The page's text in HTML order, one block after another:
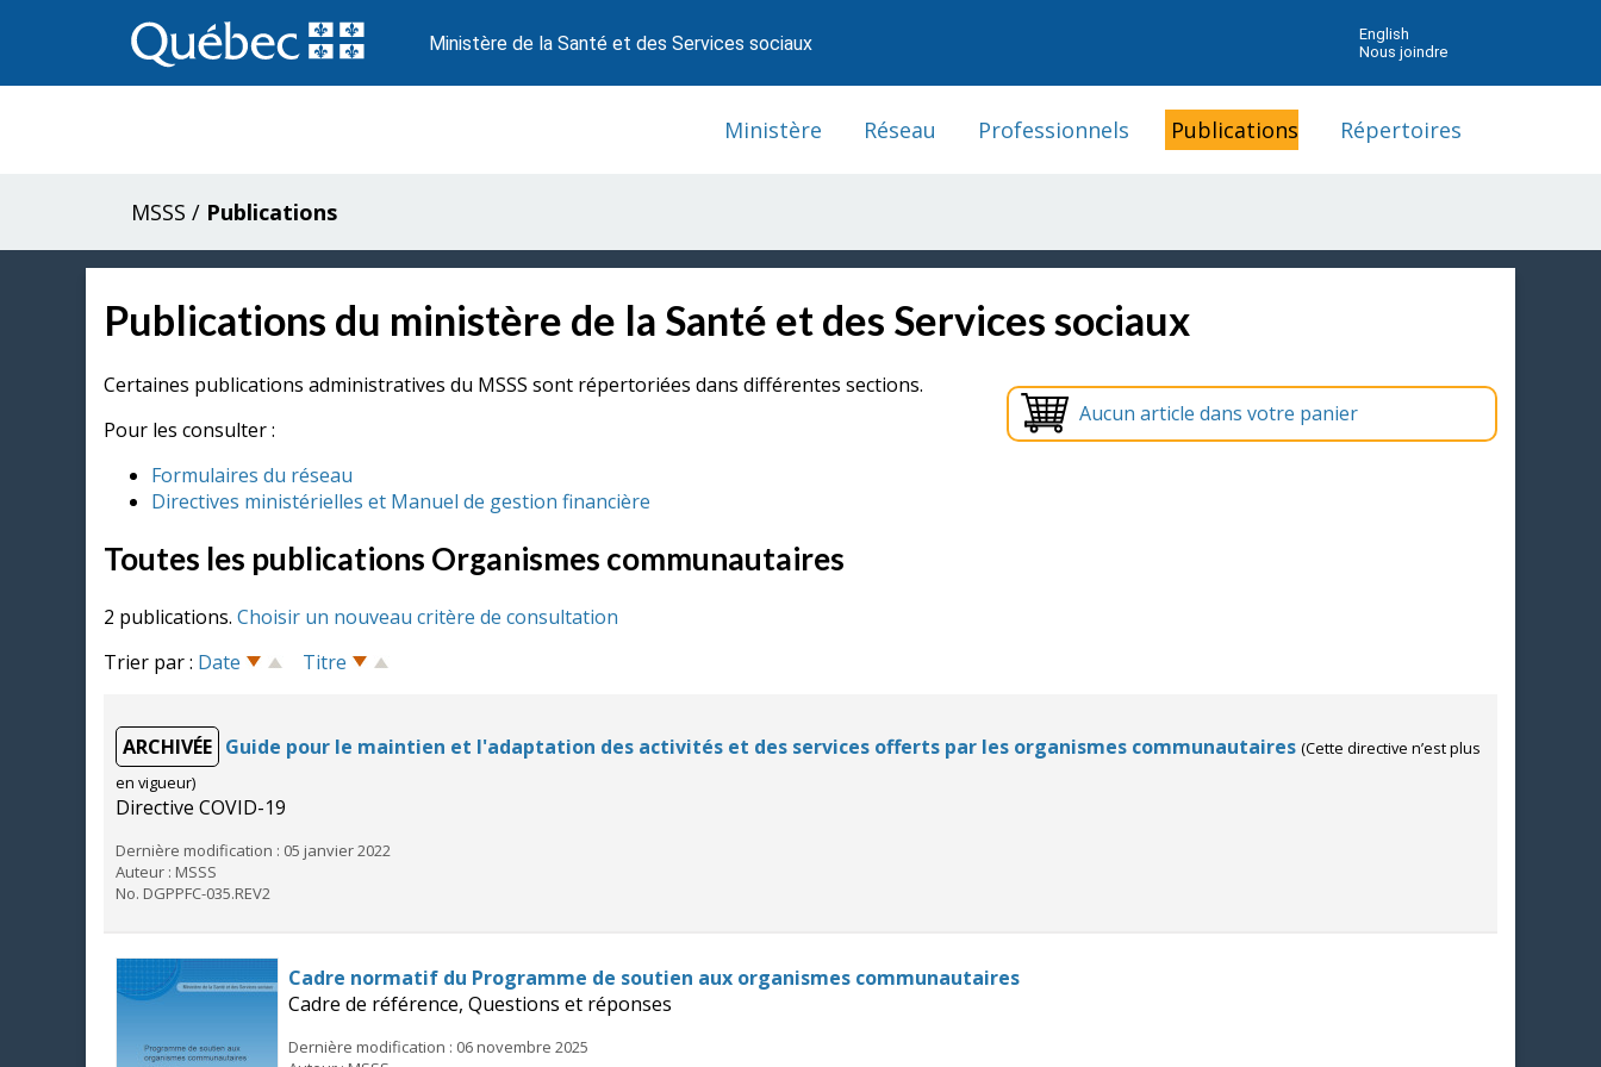
au
contenu
Ministère de la Santé et des Services sociaux
English
Nous joindre
Ministère Réseau Professionnels Publications Répertoires
MSSS / Publications
Publications du ministère de la Santé et des Services sociaux
Aucun article dans votre panier
Certaines publications administratives du MSSS sont répertoriées dans différentes sections.
Pour les consulter :
Formulaires du réseau
Directives ministérielles et Manuel de gestion financière
Toutes les publications Organismes communautaires
2 publications. Choisir un nouveau critère de consultation
Trier par : Date Titre
ARCHIVÉE Guide pour le maintien et l'adaptation des activités et des services offerts par les organismes communautaires (Cette directive n’est plus
en vigueur)
Directive COVID-19
Dernière modification : 05 janvier 2022
Auteur : MSSS
No. DGPPFC-035.REV2
Cadre normatif du Programme de soutien aux organismes communautaires
Cadre de référence, Questions et réponses
Dernière modification : 06 novembre 2025